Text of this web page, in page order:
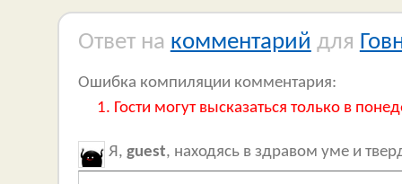
Ответ на комментарий для
Ошибка компиляции комментария:
Гости могут высказаться только в
Я, guest, находясь в здравом уме и